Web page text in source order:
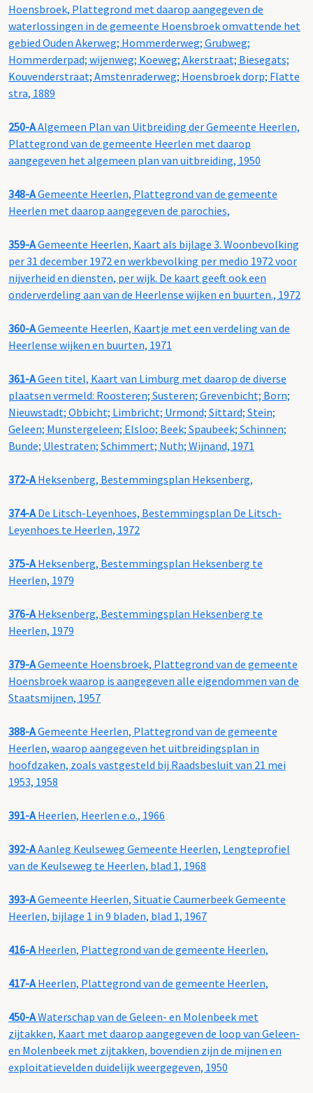
Hoensbroek, Plattegrond met daarop aangegeven de
waterlossingen in de gemeente Hoensbroek omvattende het
gebied Ouden Akerweg; Hommerderweg; Grubweg;
Hommerderpad; wijenweg; Koeweg; Akerstraat; Biesegats;
Kouvenderstraat; Amstenraderweg; Hoensbroek dorp; Flatte
stra, 1889
250-AAlgemeen Plan van Uitbreiding der Gemeente Heerlen,
Plattegrond van de gemeente Heerlen met daarop
aangegeven het algemeen plan van uitbreiding, 1950
348-AGemeente Heerlen, Plattegrond van de gemeente
Heerlen met daarop aangegeven de parochies,
359-AGemeente Heerlen, Kaart als bijlage 3. Woonbevolking
per 31 december 1972 en werkbevolking per medio 1972 voor
nijverheid en diensten, per wijk. De kaart geeft ook een
onderverdeling aan van de Heerlense wijken en buurten., 1972
360-AGemeente Heerlen, Kaartje met een verdeling van de
Heerlense wijken en buurten, 1971
361-AGeen titel, Kaart van Limburg met daarop de diverse
plaatsen vermeld: Roosteren; Susteren; Grevenbicht; Born;
Nieuwstadt; Obbicht; Limbricht; Urmond; Sittard; Stein;
Geleen; Munstergeleen; Elsloo; Beek; Spaubeek; Schinnen;
Bunde; Ulestraten; Schimmert; Nuth; Wijnand, 1971
372-AHeksenberg, Bestemmingsplan Heksenberg,
374-ADe Litsch-Leyenhoes, Bestemmingsplan De Litsch-
Leyenhoes te Heerlen, 1972
375-AHeksenberg, Bestemmingsplan Heksenberg te
Heerlen, 1979
376-AHeksenberg, Bestemmingsplan Heksenberg te
Heerlen, 1979
379-AGemeente Hoensbroek, Plattegrond van de gemeente
Hoensbroek waarop is aangegeven alle eigendommen van de
Staatsmijnen, 1957
388-AGemeente Heerlen, Plattegrond van de gemeente
Heerlen, waarop aangegeven het uitbreidingsplan in
hoofdzaken, zoals vastgesteld bij Raadsbesluit van 21 mei
1953, 1958
391-AHeerlen, Heerlen e.o., 1966
392-AAanleg Keulseweg Gemeente Heerlen, Lengteprofiel
van de Keulseweg te Heerlen, blad 1, 1968
393-AGemeente Heerlen, Situatie Caumerbeek Gemeente
Heerlen, bijlage 1 in 9 bladen, blad 1, 1967
416-AHeerlen, Plattegrond van de gemeente Heerlen,
417-AHeerlen, Plattegrond van de gemeente Heerlen,
450-AWaterschap van de Geleen- en Molenbeek met
zijtakken, Kaart met daarop aangegeven de loop van Geleen-
en Molenbeek met zijtakken, bovendien zijn de mijnen en
exploitatievelden duidelijk weergegeven, 1950